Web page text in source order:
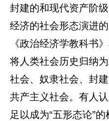
封建的和现代资产阶
经济的社会形态演进
《政治经济学教科书
将人类社会历史归纳
社会、奴隶社会、封
共产主义社会。有人
足以成为“五形态论”